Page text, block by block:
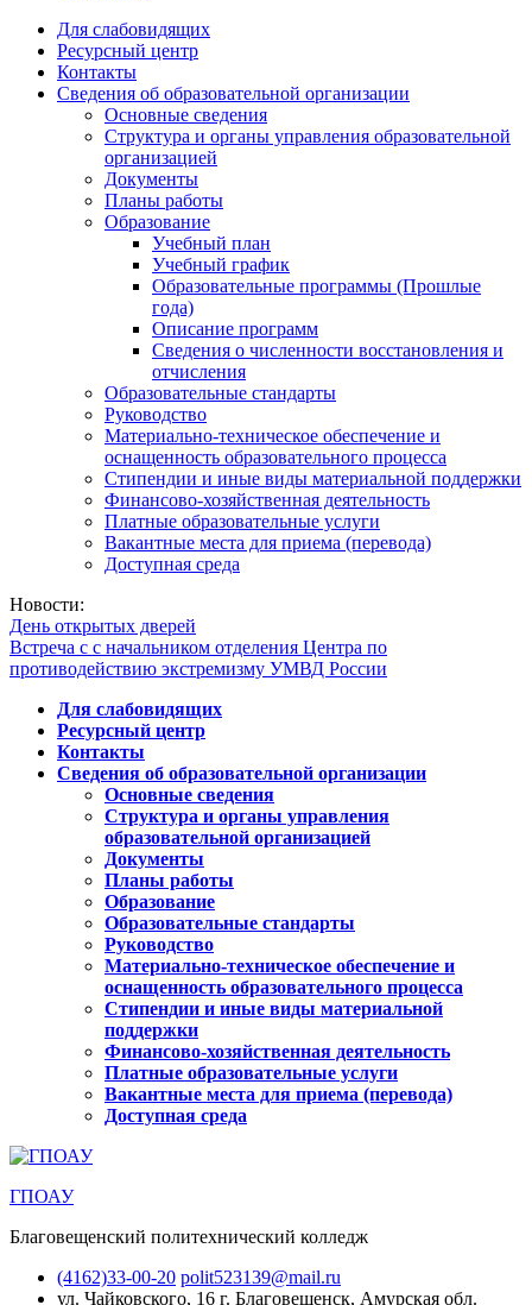
Для слабовидящих
Ресурсный центр
Контакты
Сведения об образовательной организации
Основные сведения
Структура и органы управления образовательной
организацией
Документы
Планы работы
Образование
Учебный план
Учебный график
Образовательные программы (Прошлые
года)
Описание программ
Сведения о численности восстановления и
отчисления
Образовательные стандарты
Руководство
Материально-техническое обеспечение и
оснащенность образовательного процесса
Стипендии и иные виды материальной поддержки
Финансово-хозяйственная деятельность
Платные образовательные услуги
Вакантные места для приема (перевода)
Доступная среда
Новости:
День открытых дверей
Встреча с с начальником отделения Центра по
противодействию экстремизму УМВД России
Для слабовидящих
Ресурсный центр
Контакты
Сведения об образовательной организации
Основные сведения
Структура и органы управления
образовательной организацией
Документы
Планы работы
Образование
Образовательные стандарты
Руководство
Материально-техническое обеспечение и
оснащенность образовательного процесса
Стипендии и иные виды материальной
поддержки
Финансово-хозяйственная деятельность
Платные образовательные услуги
Вакантные места для приема (перевода)
Доступная среда
ГПОАУ
Благовещенский политехнический колледж
(4162)33-00-20 polit523139@mail.ru
ул. Чайковского, 16 г. Благовещенск, Амурская обл.